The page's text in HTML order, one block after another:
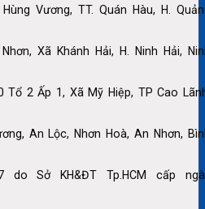
Vương, TT. Quán Hàu, H.
Xã Khánh Hải, H. Ninh Hải,
Tổ 2 Ấp 1, Xã Mỹ Hiệp, TP Cao
An Lộc, Nhơn Hoà, An Nhơn,
do Sở KH&ĐT Tp.HCM cấp